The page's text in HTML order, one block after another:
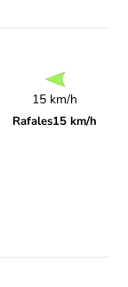
15 km/h
Rafales15 km/h